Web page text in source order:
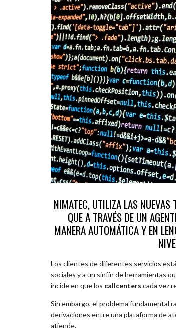
NIMATEC, UTILIZA LAS NUEVAS
QUE A TRAVÉS DE UN
MANERA AUTOMÁTICA Y EN
Los clientes de diferentes servicios
sociales y a un sinfín de herramientas
incide en que los callcenters cada vez
Sin embargo, el problema fundamental
derivaciones entre una plataforma de
atiende.